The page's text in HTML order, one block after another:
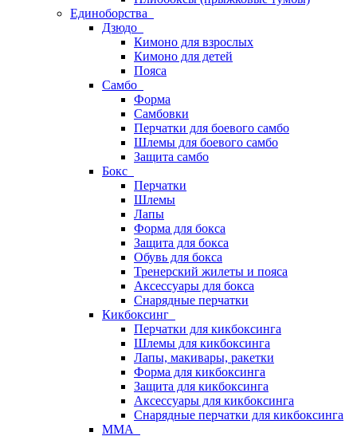
Единоборства
Дзюдо
Кимоно для взрослых
Кимоно для детей
Пояса
Самбо
Форма
Самбовки
Перчатки для боевого самбо
Шлемы для боевого самбо
Защита самбо
Бокс
Перчатки
Шлемы
Лапы
Форма для бокса
Защита для бокса
Обувь для бокса
Тренерский жилеты и пояса
Аксессуары для бокса
Снарядные перчатки
Кикбоксинг
Перчатки для кикбоксинга
Шлемы для кикбоксинга
Лапы, макивары, ракетки
Форма для кикбоксинга
Защита для кикбоксинга
Аксессуары для кикбоксинга
Снарядные перчатки для кикбоксинга
ММА